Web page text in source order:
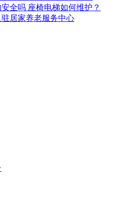
全吗 座椅电梯如何维护？
居家养老服务中心